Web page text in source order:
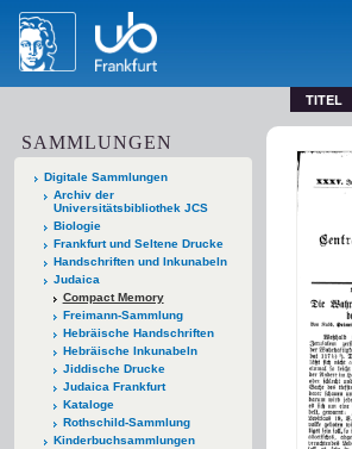
TITEL
SAMMLUNGEN
Digitale Sammlungen
Archiv der
Universitätsbibliothek JCS
Biologie
Frankfurt und Seltene Drucke
Handschriften und Inkunabeln
Judaica
Compact Memory
Freimann-Sammlung
Hebräische Handschriften
Hebräische Inkunabeln
Jiddische Drucke
Judaica Frankfurt
Kataloge
Rothschild-Sammlung
Kinderbuchsammlungen